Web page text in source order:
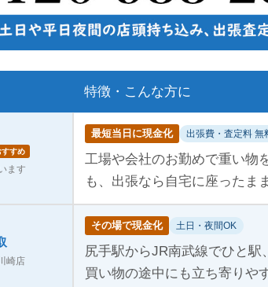
特徴・こんな方に
すすめ
ます
最短当日に現金化 出張費・査定料 無
工場や会社のお勤めで重い
も、出張なら自宅に座ったま
崎店
その場で現金化 土日・夜間OK
尻手駅からJR南武線でひと駅
買い物の途中にも立ち寄りや